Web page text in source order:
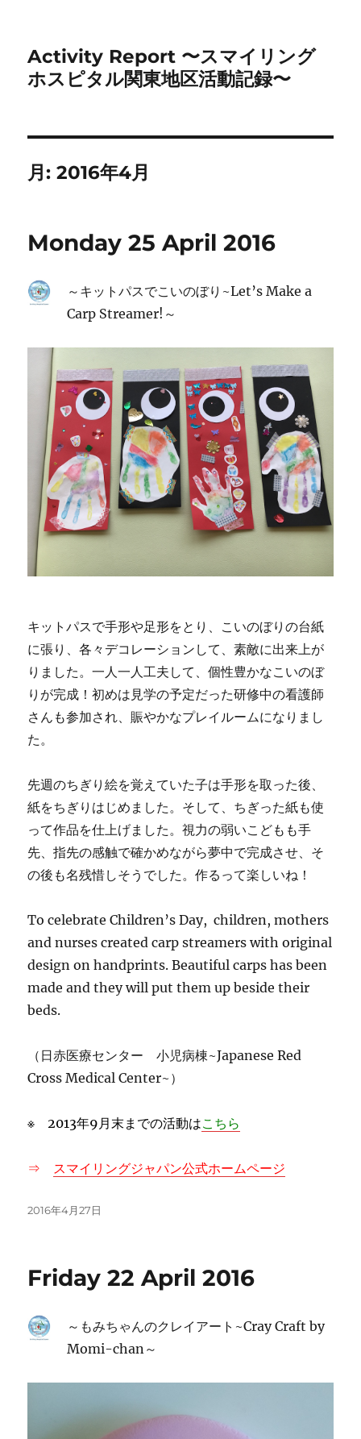
Activity Report 〜スマイリング
ホスピタル関東地区活動記録〜
月:2016年4月
Monday 25 April 2016
～キットパスでこいのぼり~Let’s Makea
Carp Streamer! ～
キットパスで手形や足形をとり、こいのぼりの台紙
に張り、各々デコレーションして、素敵に出来上が
りました。一人一人工夫して、個性豊かなこいのぼ
りが完成！初めは見学の予定だった研修中の看護師
さんも参加され、賑やかなプレイルームになりまし
た。
先週のちぎり絵を覚えていた子は手形を取った後、
紙をちぎりはじめました。そして、ちぎった紙も使
って作品を仕上げました。視力の弱いこどもも手
先、指先の感触で確かめながら夢中で完成させ、そ
の後も名残惜しそうでした。作るって楽しいね！
To celebrate Children’s Day, children, mothers
and nurses created carp streamers with original
design on handprints. Beautiful carps has been
made and they will put them up beside their
beds.
（日赤医療センター 小児病棟~Japanese Red
Cross Medical Center~）
※ 2013年9月末までの活動はこちら
⇒ スマイリングジャパン公式ホームページ
投
2016年4月27日
Friday 22 April 2016
～もみちゃんのクレイアート~Cray Craft by
Momi-chan～